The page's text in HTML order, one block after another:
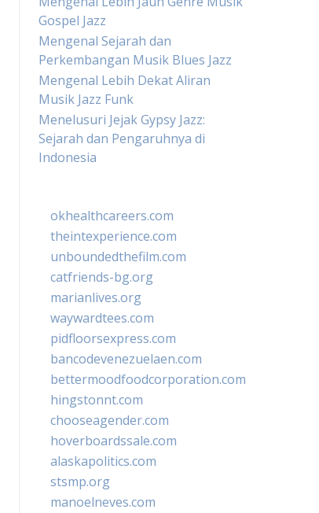
Gospel Jazz
Mengenal Sejarah dan
Perkembangan Musik Blues Jazz
Mengenal Lebih Dekat Aliran
Musik Jazz Funk
Menelusuri Jejak Gypsy Jazz:
Sejarah dan Pengaruhnya di
Indonesia
okhealthcareers.com
theintexperience.com
unboundedthefilm.com
catfriends-bg.org
marianlives.org
waywardtees.com
pidfloorsexpress.com
bancodevenezuelaen.com
bettermoodfoodcorporation.com
hingstonnt.com
chooseagender.com
hoverboardssale.com
alaskapolitics.com
stsmp.org
manoelneves.com